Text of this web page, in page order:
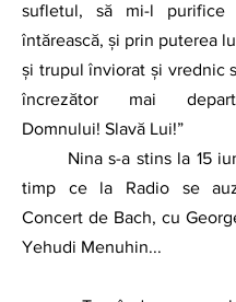
sufletul, să mi-l
întărească, și prin puterea
și trupul înviorat și vrednic
încrezător mai
Domnului! Slavă Lui!”
timp ce la Radio se
Concert de Bach, cu
Yehudi Menuhin...